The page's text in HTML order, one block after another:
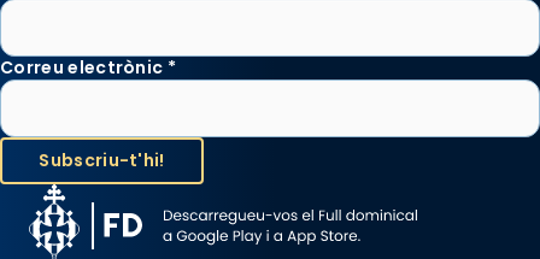
Correu electrònic *